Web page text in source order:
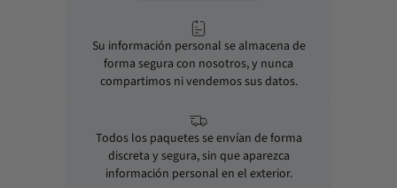
Su información personal se almacena de
forma segura con nosotros, y nunca
compartimos ni vendemos sus datos.
Todos los paquetes se envían de forma
discreta y segura, sin que aparezca
información personal en el exterior.